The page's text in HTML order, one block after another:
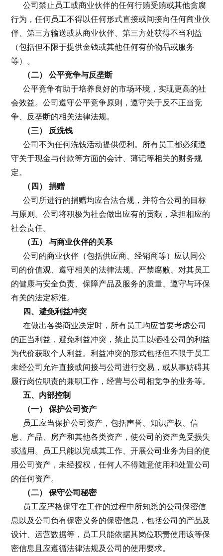
公司禁止员工或商业伙伴的任何行贿受贿或其他贪腐
行为，任何员工不得以任何形式直接或间接向任何商业伙
伴、第三方输送或从商业伙伴、第三方处获得不当利益
（包括但不限于提供金钱或其他任何有价物品或服务
等）。
（二） 公平竞争与反垄断
公平竞争有助于培养良好的市场环境，实现更高的社
会效益。公司遵守公平竞争原则，遵守关于反不正当竞
争、反垄断的相关法律法规。
（三） 反洗钱
公司不为任何洗钱活动提供便利。所有员工都必须遵
守关于现金与付款等方面的会计、薄记等相关的财务规
定。
（四） 捐赠
公司所进行的捐赠均应合法合规，并符合公司的目标
与原则。公司将积极为社会做出应有的贡献，承担相应的
社会责任。
（五） 与商业伙伴的关系
公司的商业伙伴（包括供应商、经销商等）应认同公
司的价值观、遵守相关的法律法规、严禁腐败、对其员工
的健康与安全负责、保障产品及服务的质量、遵守与环保
有关的法定标准。
四、避免利益冲突
在做出各类商业决定时，所有员工均应首要考虑公司
的正当利益，避免利益冲突，禁止员工以牺牲公司的利益
为代价获取个人利益。利益冲突的形式包括但不限于员工
未经公司允许直接或间接与公司进行交易，或从事妨碍其
履行岗位职责的兼职工作，经营与公司相竞争的业务等。
五、内部控制
（一） 保护公司资产
员工应当保护公司资产，包括声誉、知识产权、信
息、产品、房产和其他各类资产，使公司的资产免受损失
或滥用。员工只能以完成其工作、开展公司业务为目的使
用公司资产，未经授权，任何人不得随意使用和处置公司
的任何资产。
（二） 保守公司秘密
员工应严格保守在工作的过程中所知悉的公司保密信
息以及公司负有保密义务的保密信息，包括公司的产品及
设计、运营数据等，员工只能依据其岗位职责使用该等保
密信息且应遵循法律法规及公司的使用要求。